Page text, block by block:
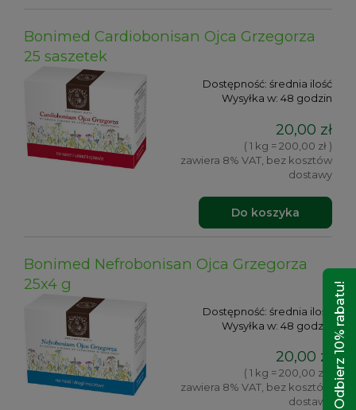
Bonimed Cardiobonisan Ojca Grzegorza
25 saszetek
Dostępność: średnia ilość
Wysyłka w: 48 godzin
20,00 zł
( 1 kg = 200,00 zł )
zawiera 8% VAT, bez kosztów
dostawy
Do koszyka
Bonimed Nefrobonisan Ojca Grzegorza
25x4 g
Dostępność: średnia ilość
Wysyłka w: 48 godzin
20,00 zł
( 1 kg = 200,00 zł )
zawiera 8% VAT, bez kosztów
dostawy
Odbierz 10% rabatu!